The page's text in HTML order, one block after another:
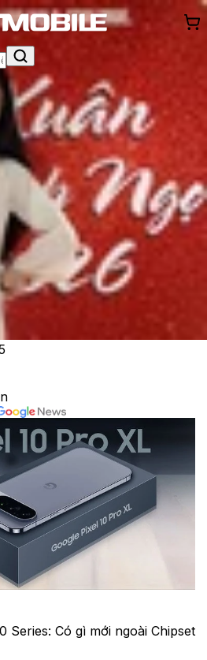
Tay So SánhTư vấnKhuyến
App - GameThông báoKhách
bị rò rỉ của Pixel
XL: Liệu có nâng
Series: Có gì mới ngoài Chipset